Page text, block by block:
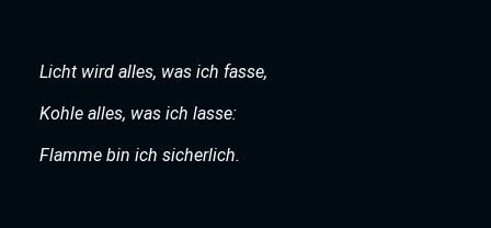
Licht wird al­les, was ich fas­se,
Ko­hle al­les, was ich las­se:
Flamme bin ich sicherlich.